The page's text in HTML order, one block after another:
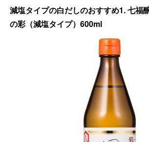
減塩タイプの白だしのおすすめ1. 七
の彩（減塩タイプ）600ml